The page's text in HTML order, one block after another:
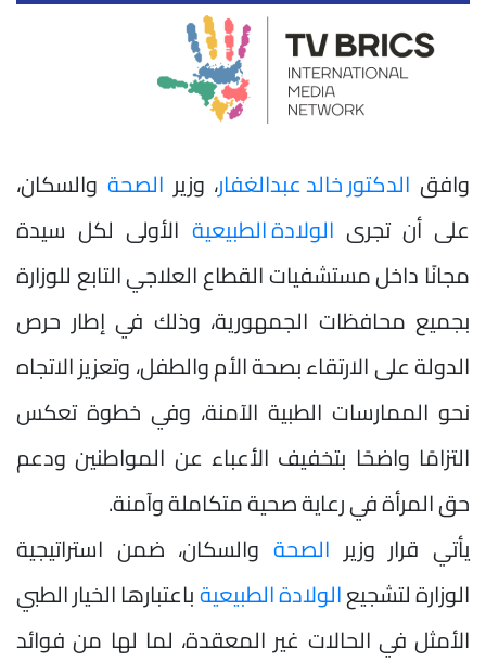
وافق الدكتور خالد عبدالغفار، وزير الصحة والسكان،
على أن تجرى الولادة الطبيعية الأولى لكل سيدة
مجانًا داخل مستشفيات القطاع العلاجي التابع للوزارة
بجميع محافظات الجمهورية، وذلك في إطار حرص
الدولة على الارتقاء بصحة الأم والطفل، وتعزيز الاتجاه
نحو الممارسات الطبية الآمنة، وفي خطوة تعكس
التزامًا واضحًا بتخفيف الأعباء عن المواطنين ودعم
حق المرأة في رعاية صحية متكاملة وآمنة.
يأتي قرار وزير الصحة والسكان، ضمن استراتيجية
الوزارة لتشجيعالولادة الطبيعيةباعتبارها الخيار الطبي
الأمثل في الحالات غير المعقدة، لما لها من فوائد